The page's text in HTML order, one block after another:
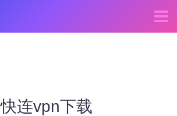
快连vpn下载